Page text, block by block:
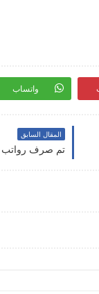
واتساب
المقال السابق
تم صرف رواتب